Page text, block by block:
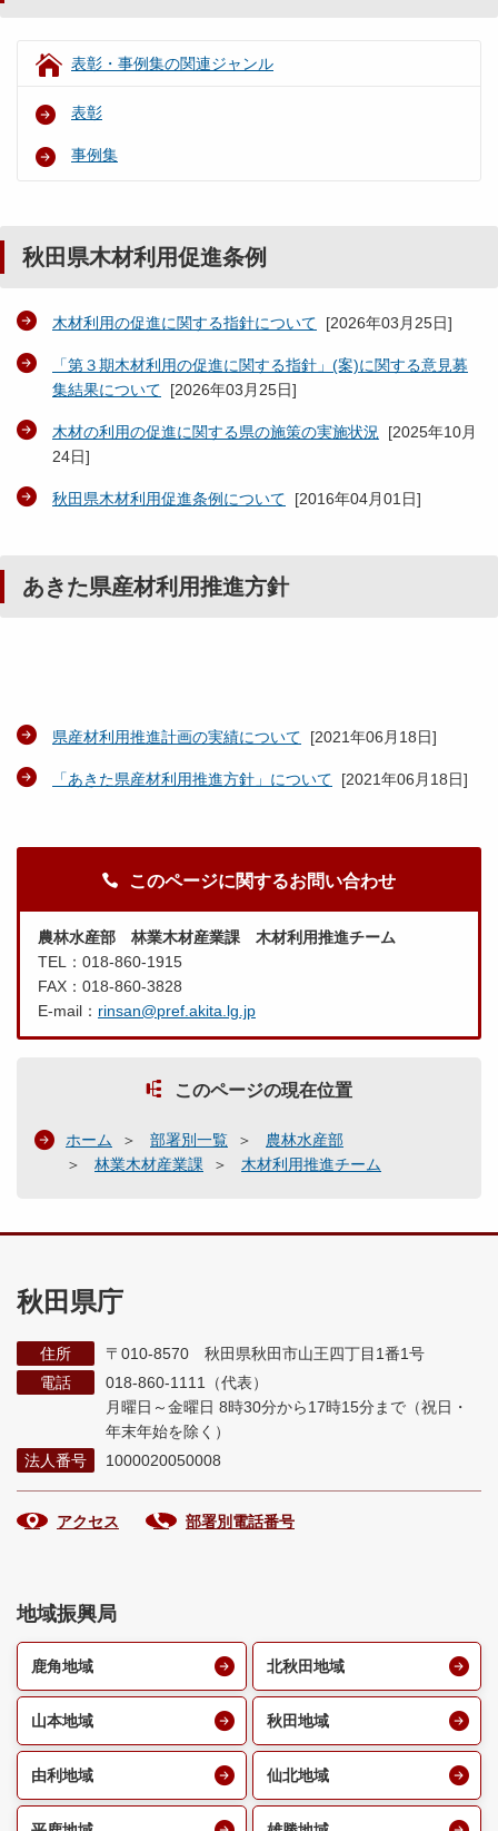
表彰・事例集の関連ジャンル
表彰
事例集
秋田県木材利用促進条例
木材利用の促進に関する指針について [2026年03月25日]
「第３期木材利用の促進に関する指針」(案)に関する意見募
集結果について [2026年03月25日]
木材の利用の促進に関する県の施策の実施状況 [2025年10月
24日]
秋田県木材利用促進条例について [2016年04月01日]
あきた県産材利用推進方針
県産材利用推進計画の実績について [2021年06月18日]
「あきた県産材利用推進方針」について [2021年06月18日]
このページに関するお問い合わせ
農林水産部 林業木材産業課 木材利用推進チーム
TEL：018-860-1915
FAX：018-860-3828
E-mail： rinsan@pref.akita.lg.jp
このページの現在位置
ホーム 部署別一覧
農林水産部
林業木材産業課
木材利用推進チーム
秋田県庁
住所
〒010-8570 秋田県秋田市山王四丁目1番1号
電話
018-860-1111（代表）
月曜日～金曜日 8時30分から17時15分まで （祝日・
年末年始を除く）
法人番号
1000020050008
アクセス 部署別電話番号
地域振興局
鹿角地域 北秋田地域
山本地域 秋田地域
由利地域 仙北地域